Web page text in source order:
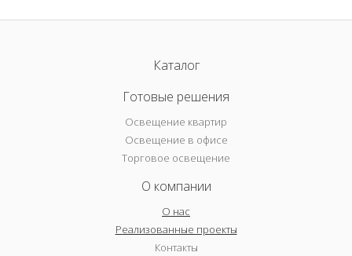
Каталог
Готовые решения
Освещение квартир
Освещение в офисе
Торговое освещение
О компании
О нас
Реализованные проекты
Контакты